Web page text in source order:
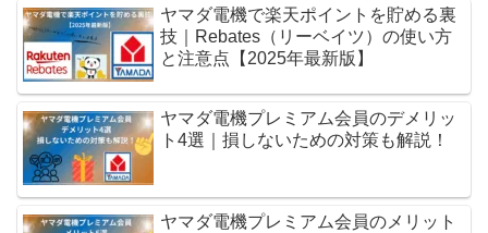
ヤマダ電機で楽天ポイントを貯める裏
技｜Rebates（リーベイツ）の使い方
と注意点【2025年最新版】
ヤマダ電機プレミアム会員のデメリッ
ト4選｜損しないための対策も解説！
ヤマダ電機プレミアム会員のメリット